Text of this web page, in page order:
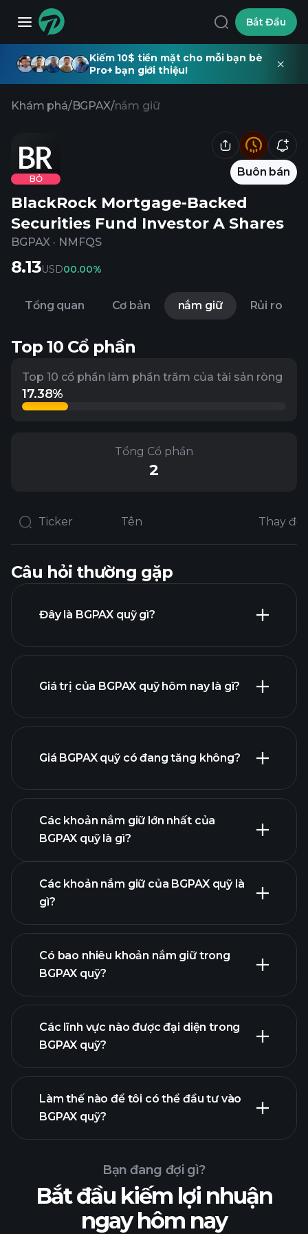
Bắt Đầu
Kiếm 10$ tiền mặt cho mỗi bạn bè
Pro+ bạn giới thiệu!
Khám phá/BGPAX/nắm giữ
BỎ
Buôn bán
BlackRock Mortgage-Backed
Securities Fund Investor A Shares
BGPAX · NMFQS
8.13USD00.00%
Tổng quan Cơ bản nắm giữ Rủi ro
Top 10 Cổ phần
Top 10 cổ phần làm phần trăm của tài sản ròng
17.38%
Tổng Cổ phần
2
Ticker Tên
Câu hỏi thường gặp
Đây là BGPAX quỹ gì?
Giá trị của BGPAX quỹ hôm nay là gì?
Giá BGPAX quỹ có đang tăng không?
Các khoản nắm giữ lớn nhất của
BGPAX quỹ là gì?
khoản nắm giữ
Các khoản nắm giữ của BGPAX quỹ là
gì?
Có bao nhiêu khoản nắm giữ trong
BGPAX quỹ?
khoản nắm giữ
Các lĩnh vực nào được đại diện trong
BGPAX quỹ?
Làm thế nào để tôi có thể đầu tư vào
BGPAX quỹ?
Bạn đang đợi gì?
Bắt đầu kiếm lợi nhuận
ngay hôm nay